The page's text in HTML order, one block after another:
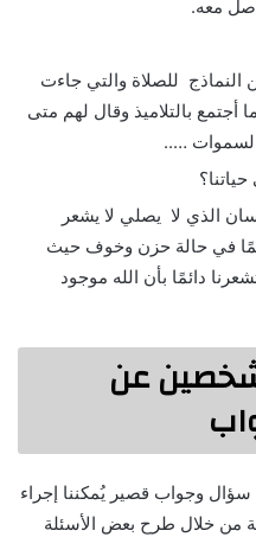
معه.
النماذج للصلاة والتي جاءت
بالتلاميذ وقال لهم متى
السموات …..
الذي لا يصلي لا يشعر
في حالة حزن وخوف حيث
دائمًا بأن الله موجود
شخصين عن
وجواب قصير يُمكننا إجراء
من خلال طرح بعض الأسئلة